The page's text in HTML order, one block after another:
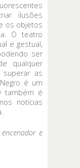
ilusões
os objetos
O teatro
e gestual,
ser
qualquer
as
é um
também é
notícias
e